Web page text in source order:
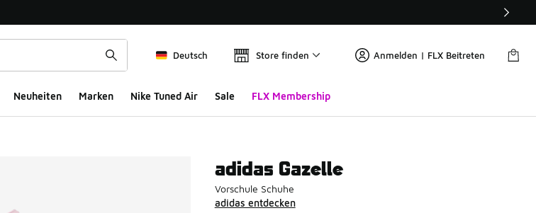
Deutsch Store finden Anmelden | FLX Beitreten
Neuheiten Marken Nike Tuned Air Sale FLX Membership
adidas Gazelle
Vorschule Schuhe
adidas entdecken